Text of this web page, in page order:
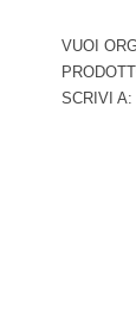
VUOI
SCRIVI A: